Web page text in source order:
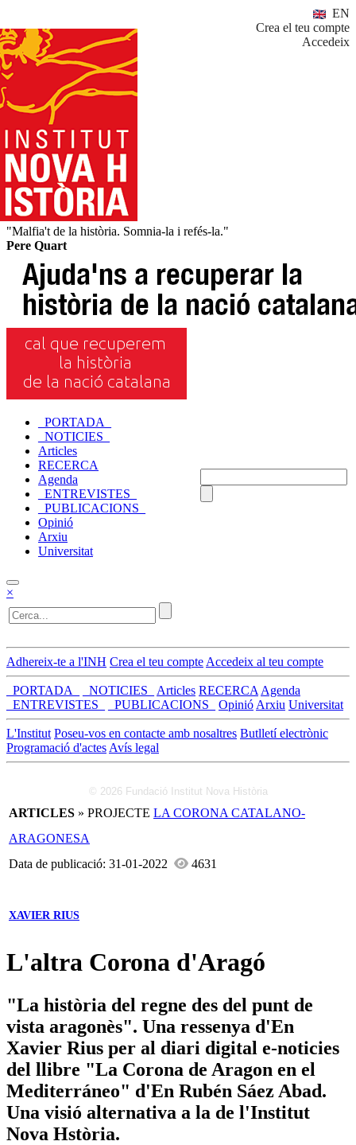
EN
Crea el teu compte
Accedeix
"Malfia't de la història. Somnia-la i refés-la."
Pere Quart
_PORTADA_
_NOTICIES_
Articles
RECERCA
Agenda
_ENTREVISTES_
_PUBLICACIONS_
Opinió
Arxiu
Universitat
×
Adhereix-te a l'INH Crea el teu compte Accedeix al teu compte
_PORTADA_ _NOTICIES_ Articles RECERCA Agenda
_ENTREVISTES_
_PUBLICACIONS_ Opinió Arxiu Universitat
L'Institut Poseu-vos en contacte amb nosaltres Butlletí electrònic
Programació d'actes Avís legal
© 2026 Fundació Institut Nova Història
ARTICLES » PROJECTE LA CORONA CATALANO-
ARAGONESA
Data de publicació: 31-01-2022
4631
XAVIER RIUS
L'altra Corona d'Aragó
"La història del regne des del punt de
vista aragonès". Una ressenya d'En
Xavier Rius per al diari digital e-noticies
del llibre "La Corona de Aragon en el
Mediterráneo" d'En Rubén Sáez Abad.
Una visió alternativa a la de l'Institut
Nova Hstòria.